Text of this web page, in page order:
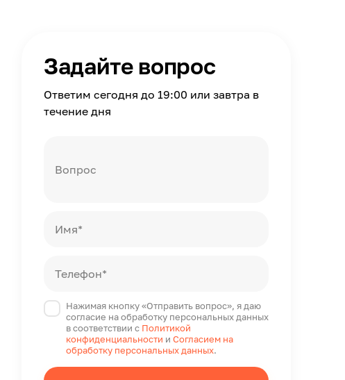
Задайте вопрос
Ответим сегодня до 19:00 или завтра в
течение дня
Вопрос
Имя*
Телефон*
Нажимая кнопку «Отправить вопрос», я даю
согласие на обработку персональных данных
в соответствии с Политикой
конфиденциальности и Согласием на
обработку персональных данных.